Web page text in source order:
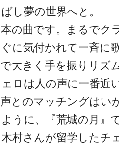
し夢の世界へと。
の曲です。まるでク
に気付かれて一斉に
大きく手を振りリズ
ロは人の声に一番近
とのマッチングはい
うに、『荒城の月』
村さんが留学したチ